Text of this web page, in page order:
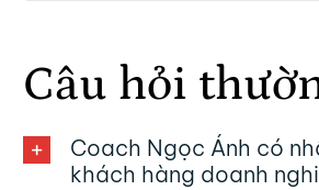
Câu hỏi
Coach Ngọc Ánh có
khách hàng doanh